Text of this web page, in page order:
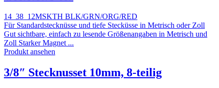
14_38_12MSKTH BLK/GRN/ORG/RED
Für Standardstecknüsse und tiefe Stecküsse in Metrisch oder Zoll
Gut sichtbare, einfach zu lesende Größenangaben in Metrisch und
Zoll Starker Magnet ...
Produkt ansehen
3/8″ Stecknusset 10mm, 8-teilig